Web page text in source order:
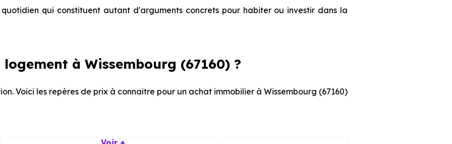
quotidien qui constituent autant d'arguments concrets pour habiter ou investir dans la
à Wissembourg (67160) ?
Voici les repères de prix à connaître pour un achat immobilier à Wissembourg (67160)